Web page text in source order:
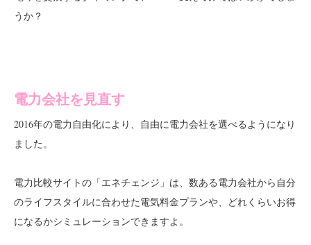
うか？
電力会社を見直す
2016年の電力自由化により、自由に電力会社を選べるようになり
ました。
電力比較サイトの「エネチェンジ」は、数ある電力会社から自分
のライフスタイルに合わせた電気料金プランや、どれくらいお得
になるかシミュレーションできますよ。